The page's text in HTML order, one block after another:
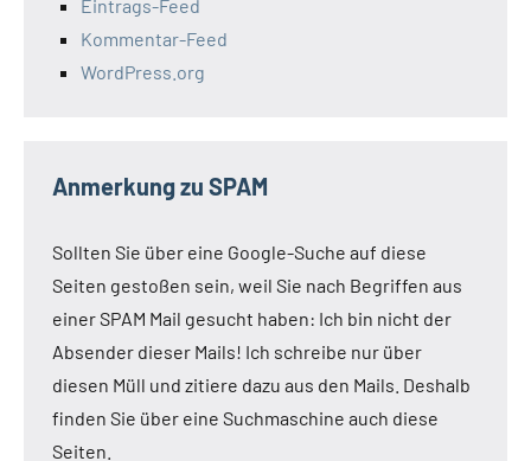
Eintrags-Feed
Kommentar-Feed
WordPress.org
Anmerkung zu SPAM
Sollten Sie über eine Google-Suche auf diese
Seiten gestoßen sein, weil Sie nach Begriffen aus
einer SPAM Mail gesucht haben: Ich bin nicht der
Absender dieser Mails! Ich schreibe nur über
diesen Müll und zitiere dazu aus den Mails. Deshalb
finden Sie über eine Suchmaschine auch diese
Seiten.